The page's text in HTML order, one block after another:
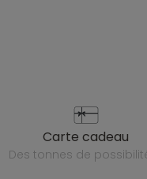
carte cadeau
des tonnes de